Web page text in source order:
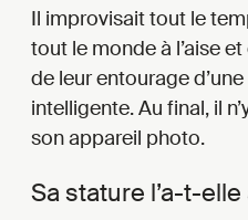
Il improvisait tout le
tout le monde à l’aise
de leur entourage
intelligente. Au final, il
son appareil photo.
Sa stature l’a-t-elle